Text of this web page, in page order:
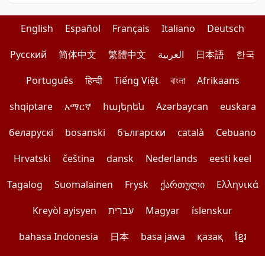
English Español Français Italiano
Deutsch
Pусский
简体中文 繁體中文 العربية 日本語
한국
Português
हिन्दी Tiếng Việt বাংলা
Afrikaans
shqiptare
አማርኛ հայերեն Azərbaycan
euskara
беларускі
bosanski български català
Cebuano
Hrvatski
čeština dansk Nederlands
eesti keel
Tagalog
Suomalainen Frysk ქართული
Ελληνικά
Kreyòl ayisyen
עִברִית Magyar
íslenskur
bahasa Indonesia
日本 basa jawa қазақ ខ្មែរ